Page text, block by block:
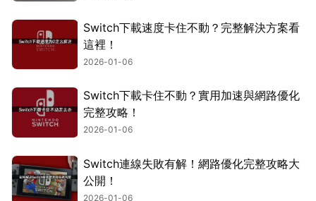
Switch下載速度卡住不動？完整解決方案看
這裡！
2026-01-06
Switch下載卡住不動？實用加速與網路優化
完整攻略！
2026-01-06
Switch連線失敗有解！網路優化完整攻略大
公開！
2026-01-06